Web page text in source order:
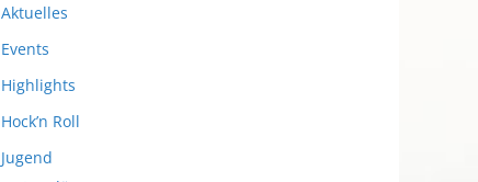
Aktuelles
Events
Highlights
Hock’n Roll
Jugend